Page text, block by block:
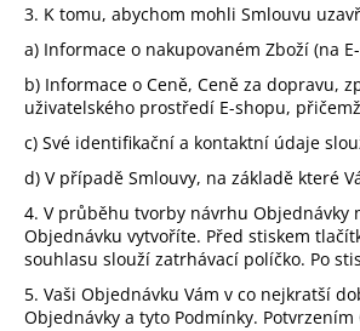
3. K tomu, abychom mohli Smlouvu
a) Informace o nakupovaném Zboží (na
b) Informace o Ceně, Ceně za dopravu,
uživatelského prostředí E-shopu,
c) Své identifikační a kontaktní údaje
d) V případě Smlouvy, na základě které
4. V průběhu tvorby návrhu Objednávky
Objednávku vytvoříte. Před stiskem
souhlasu slouží zatrhávací políčko. Po
5. Vaši Objednávku Vám v co nejkratší
Objednávky a tyto Podmínky.